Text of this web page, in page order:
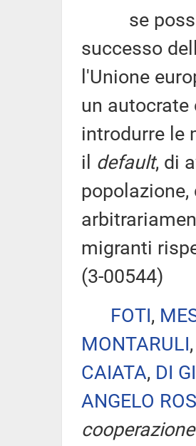
se possa
successo
l'Unione
un
introdurre le
il default, di
migranti
(3-00544)
FOTI,
MONTARULI
CAIATA, DI
ANGELO